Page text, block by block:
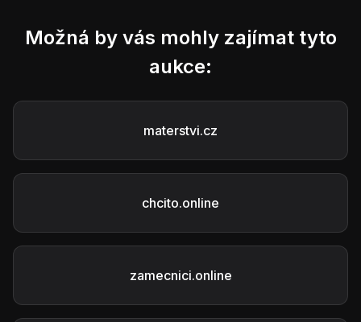
Možná by vás mohly zajímat tyto
aukce:
materstvi.cz
chcito.online
zamecnici.online